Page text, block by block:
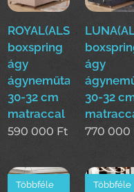
ROYAL(ALS)160*200cm
boxspring
ágy
ágyneműtartóval
30-32 cm
matraccal
590 000 Ft
ágy
30-32
770 000
Többféle
Többféle